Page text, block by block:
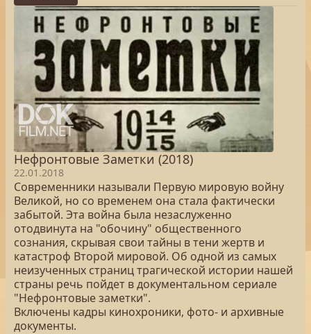
Нефронтовые Заметки (2018)
22.01.2018
Современники называли Первую мировую войну
Великой, но со временем она стала фактически
забытой. Эта война была незаслуженно
отодвинута на "обочину" общественного
сознания, скрывая свои тайны в тени жертв и
катастроф Второй мировой. Об одной из самых
неизученных страниц трагической истории нашей
страны речь пойдет в документальном сериале
"Нефронтовые заметки".
Включены кадры кинохроники, фото- и архивные
документы.